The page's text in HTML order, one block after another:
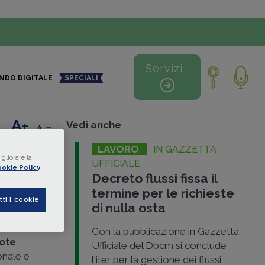
DIGITALE SPECIALI
Servizi
di
,
e
+ - Vedi anche
LAVORO
IN GAZZETTA
UFFICIALE
Decreto flussi fissa il
termine per le richieste
di nulla osta
Con la pubblicazione in Gazzetta
Ufficiale del Dpcm si conclude
l'iter per la gestione dei flussi
la
Policy
i cookie